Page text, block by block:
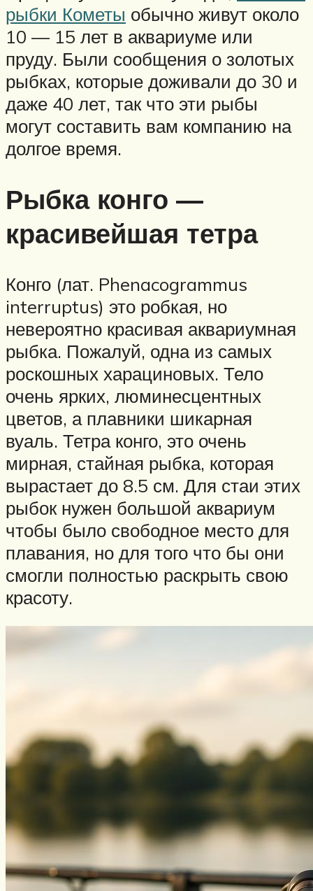
рыбки Кометы обычно живут около
10 — 15 лет в аквариуме или
пруду. Были сообщения о золотых
рыбках, которые доживали до 30 и
даже 40 лет, так что эти рыбы
могут составить вам компанию на
долгое время.
Рыбка конго —
красивейшая тетра
Конго (лат. Phenacogrammus
interruptus) это робкая, но
невероятно красивая аквариумная
рыбка. Пожалуй, одна из самых
роскошных харациновых. Тело
очень ярких, люминесцентных
цветов, а плавники шикарная
вуаль. Тетра конго, это очень
мирная, стайная рыбка, которая
вырастает до 8.5 см. Для стаи этих
рыбок нужен большой аквариум
чтобы было свободное место для
плавания, но для того что бы они
смогли полностью раскрыть свою
красоту.